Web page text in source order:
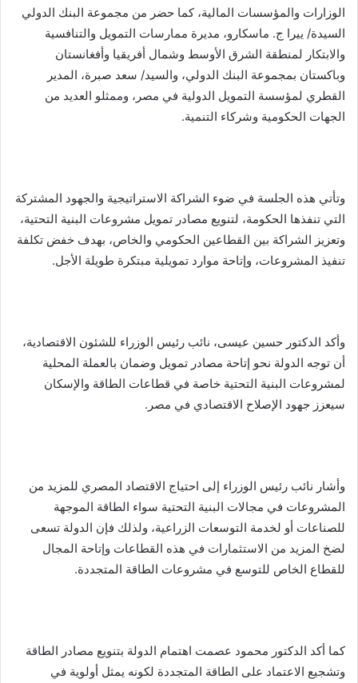
الوزارات والمؤسسات المالية، كما حضر من مجموعة البنك الدولي
السيدة/ ييرا ج. ماسكارو، مديرة ممارسات التمويل والتنافسية
والابتكار لمنطقة الشرق الأوسط وشمال أفريقيا وأفغانستان
وباكستان بمجموعة البنك الدولي، والسيد/ سعد صبرة، المدير
القطري لمؤسسة التمويل الدولية في مصر، وممثلو العديد من
الجهات الحكومية وشركاء التنمية.
وتأتي هذه الجلسة في ضوء الشراكة الاستراتيجية والجهود المشتركة
التي تنفذها الحكومة، لتنويع مصادر تمويل مشروعات البنية التحتية،
وتعزيز الشراكة بين القطاعين الحكومي والخاص، بهدف خفض تكلفة
تنفيذ المشروعات، وإتاحة موارد تمويلية مبتكرة طويلة الأجل.
وأكد الدكتور حسين عيسى، نائب رئيس الوزراء للشئون الاقتصادية،
أن توجه الدولة نحو إتاحة مصادر تمويل وضمان بالعملة المحلية
لمشروعات البنية التحتية خاصة في قطاعات الطاقة والإسكان
سيعزز جهود الإصلاح الاقتصادي في مصر.
وأشار نائب رئيس الوزراء إلى احتياج الاقتصاد المصري للمزيد من
المشروعات في مجالات البنية التحتية سواء الطاقة الموجهة
للصناعات أو لخدمة التوسعات الزراعية، ولذلك فإن الدولة تسعى
لضخ المزيد من الاستثمارات في هذه القطاعات وإتاحة المجال
للقطاع الخاص للتوسع في مشروعات الطاقة المتجددة.
كما أكد الدكتور محمود عصمت اهتمام الدولة بتنويع مصادر الطاقة
وتشجيع الاعتماد على الطاقة المتجددة لكونه يمثل أولوية في